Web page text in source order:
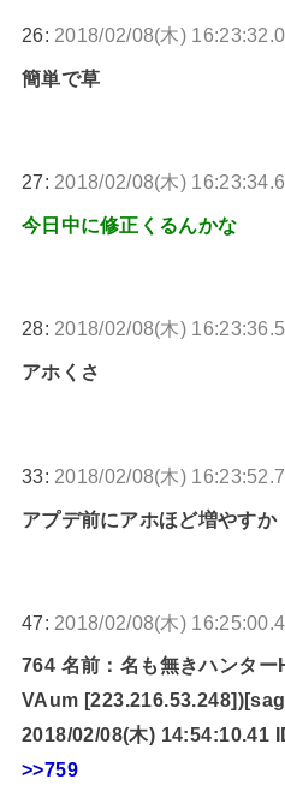
26: 2018/02/08(木)
簡単で草
27: 2018/02/08(木)
今日中に修正くるんかな
28: 2018/02/08(木)
アホくさ
33: 2018/02/08(木)
アプデ前にアホほど増やすか
47: 2018/02/08(木)
764 名前：名も無きハンタ
VAum
2018/02/08(木) 14:54:10.41
>>759